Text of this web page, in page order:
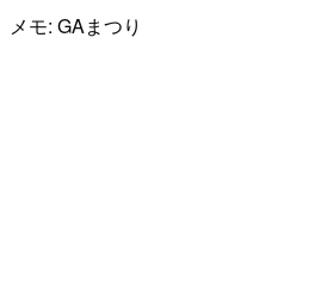
メモ: GAまつり